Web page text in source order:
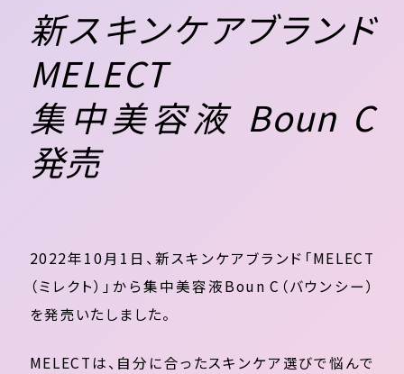
新スキンケアブランド
MELECT
集中美容液 Boun C
発売
2022年10月1日、新スキンケアブランド「MELECT
（ミレクト）」から集中美容液Boun C（バウンシー）
を発売いたしました。
MELECTは、自分に合ったスキンケア選びで悩んで